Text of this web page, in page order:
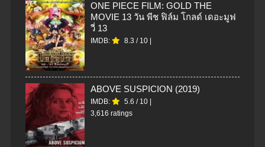
ONE PIECE FILM: GOLD THE
MOVIE 13 วัน พีช ฟิล์ม โกลด์ เดอะมูฟ
วี่ 13
IMDB: 8.3 / 10
ABOVE SUSPICION (2019)
IMDB: 5.6 / 10
3,616 ratings